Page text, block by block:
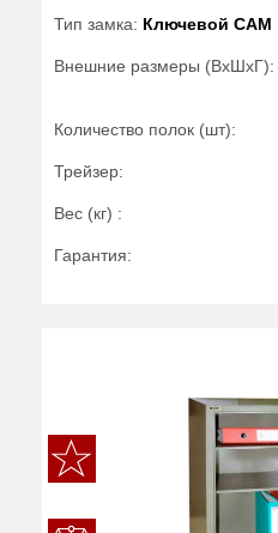
Тип замка: Ключевой САМ
Внешние размеры (ВхШхГ):
Количество полок (шт):
Трейзер:
Вес (кг) :
Гарантия: